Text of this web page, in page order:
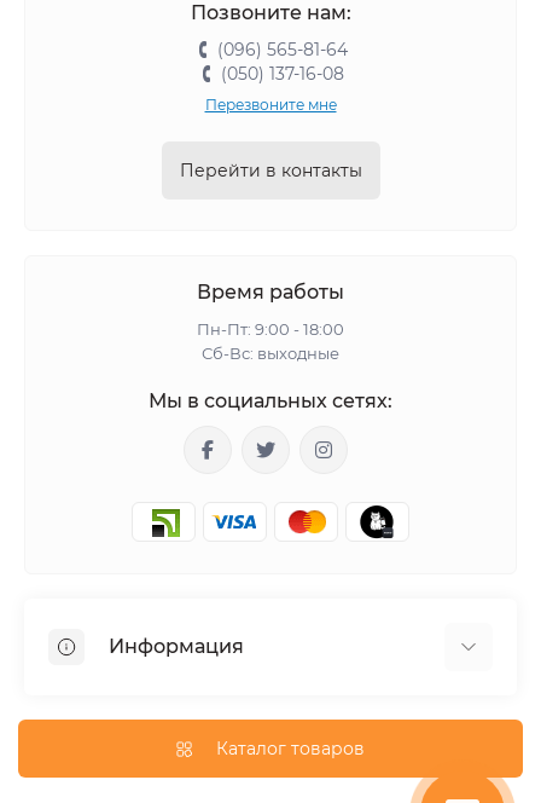
Позвоните нам:
(096) 565-81-64
(050) 137-16-08
Перезвоните мне
Перейти в контакты
Время работы
Пн-Пт: 9:00 - 18:00
Сб-Вс: выходные
Мы в социальных сетях:
Информация
О магазине
Каталог товаров